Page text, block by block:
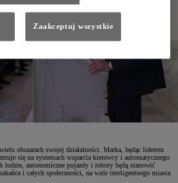
obszarach swojej działalności. Marka, będąc liderem
się na systemach wsparcia kierowcy i automatycznego
ludzie, autonomiczne pojazdy i roboty będą stanowić
i całych społeczności, na wzór inteligentnego miasta
Zaakceptuj wszystkie